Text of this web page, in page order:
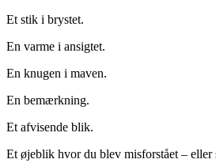
Et stik i brystet.
En varme i ansigtet.
En knugen i maven.
En bemærkning.
Et afvisende blik.
Et øjeblik hvor du blev misforstået – eller